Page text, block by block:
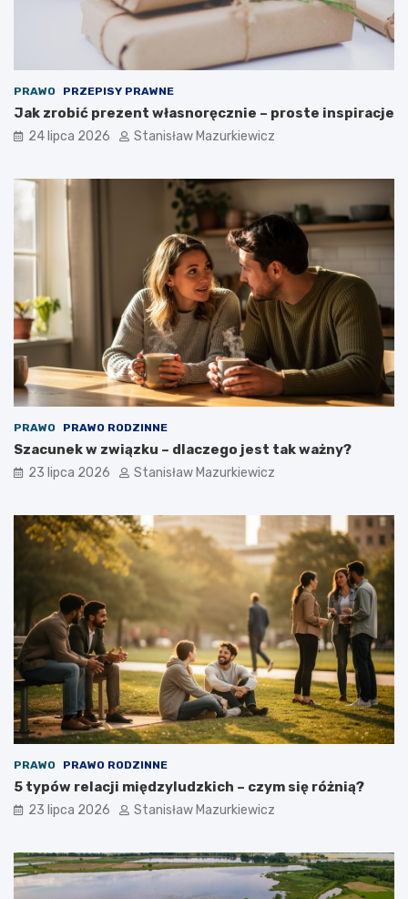
PRAWO PRZEPISY PRAWNE
Jak zrobić prezent własnoręcznie – proste inspiracje
24 lipca 2026 Stanisław Mazurkiewicz
PRAWO PRAWO RODZINNE
Szacunek w związku – dlaczego jest tak ważny?
23 lipca 2026 Stanisław Mazurkiewicz
PRAWO PRAWO RODZINNE
5 typów relacji międzyludzkich – czym się różnią?
23 lipca 2026 Stanisław Mazurkiewicz